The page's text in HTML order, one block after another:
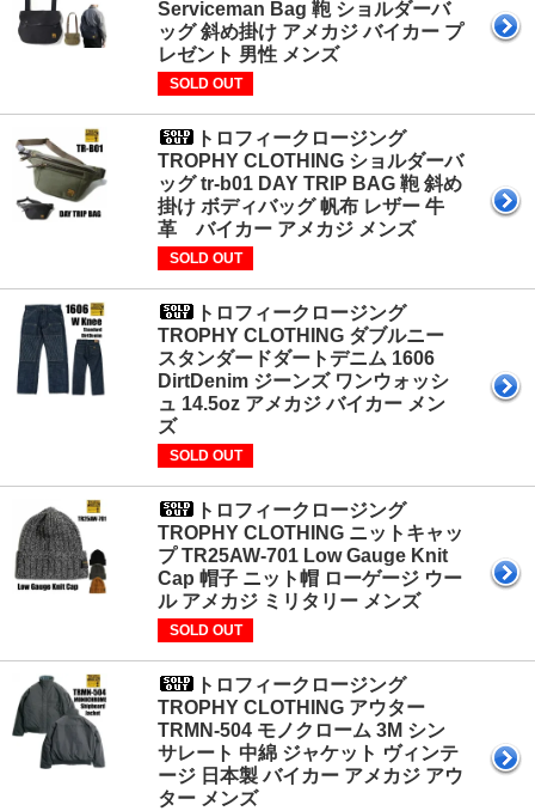
Serviceman Bag 鞄 ショルダーバ
ッグ 斜め掛け アメカジ バイカー プ
レゼント 男性 メンズ
SOLD OUT
トロフィークロージング
TROPHY CLOTHING ショルダーバ
ッグ tr-b01 DAY TRIP BAG 鞄 斜め
掛け ボディバッグ 帆布 レザー 牛
革 バイカー アメカジ メンズ
SOLD OUT
トロフィークロージング
TROPHY CLOTHING ダブルニー
スタンダードダートデニム 1606
DirtDenim ジーンズ ワンウォッシ
ュ 14.5oz アメカジ バイカー メン
ズ
SOLD OUT
トロフィークロージング
TROPHY CLOTHING ニットキャッ
プ TR25AW-701 Low Gauge Knit
Cap 帽子 ニット帽 ローゲージ ウー
ル アメカジ ミリタリー メンズ
SOLD OUT
トロフィークロージング
TROPHY CLOTHING アウター
TRMN-504 モノクローム 3M シン
サレート 中綿 ジャケット ヴィンテ
ージ 日本製 バイカー アメカジ アウ
ター メンズ